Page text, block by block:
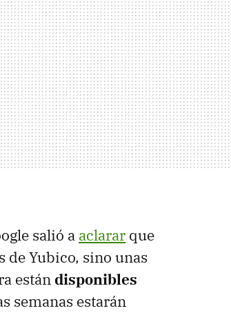
salió a aclarar que
de Yubico, sino unas
estándisponibles
semanas estarán